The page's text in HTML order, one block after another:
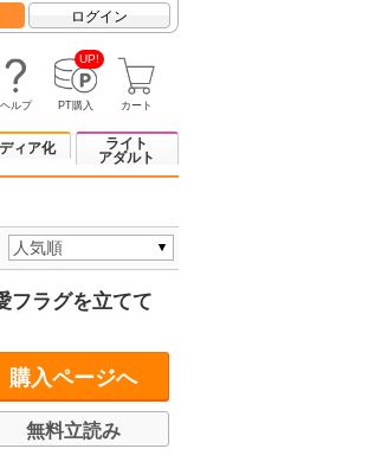
ログイン
ヘルプ
UP!
PT購入 カート
ィア化
ライト
アダルト
フラグを立てて
購入ページへ
無料立読み